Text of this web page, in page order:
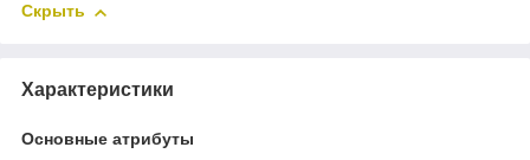
Скрыть
Характеристики
Основные атрибуты